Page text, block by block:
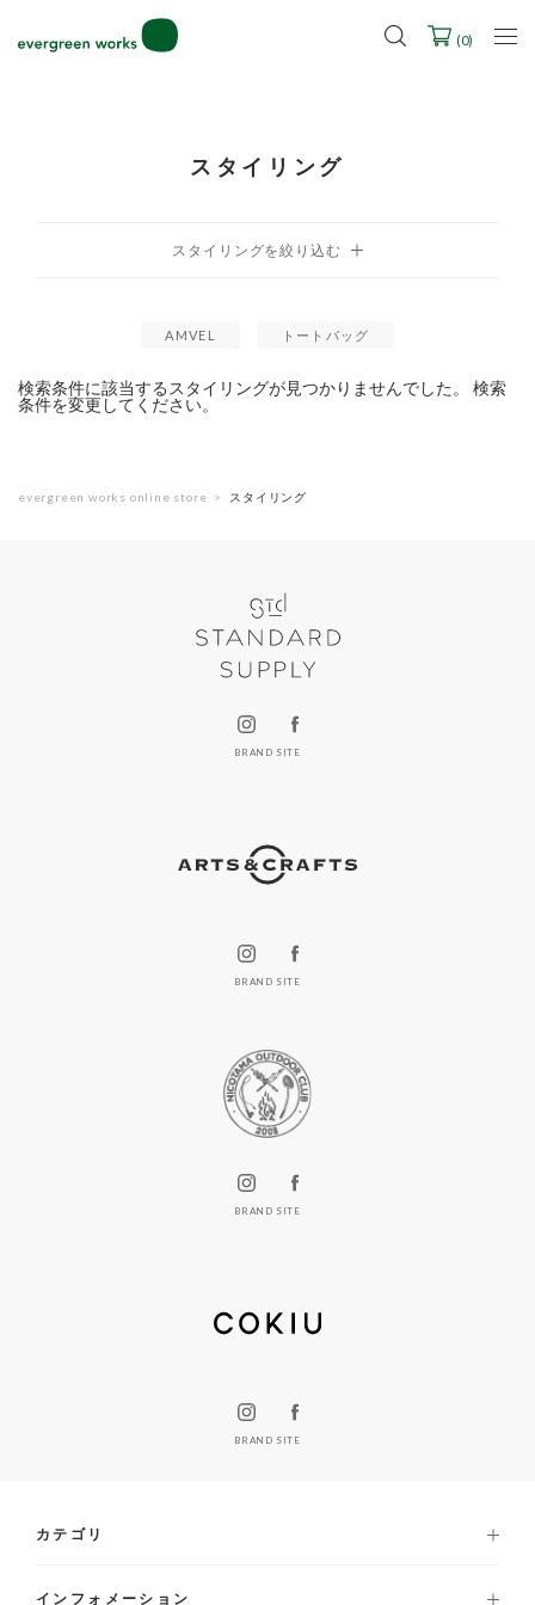
2027年ご入学用ランドセル受注会スケジュール
(0)
スタイリング
AMVEL トートバッグ
検索条件に該当するスタイリングが見つかりませんでした。 検索
条件を変更してください。
evergreen works online store スタイリング
BRAND SITE
BRAND SITE
BRAND SITE
BRAND SITE
カテゴリ
インフォメーション